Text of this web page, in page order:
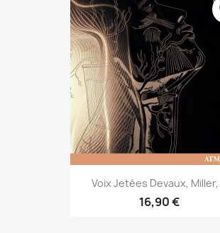
Voix Jetées Devaux,
16,90 €